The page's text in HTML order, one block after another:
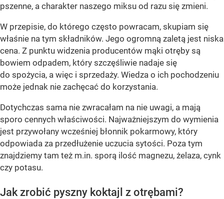
pszenne, a charakter naszego miksu od razu się zmieni.
W przepisie, do którego często powracam, skupiam się
właśnie na tym składników. Jego ogromną zaletą jest niska
cena. Z punktu widzenia producentów mąki otręby są
bowiem odpadem, który szczęśliwie nadaje się
do spożycia, a więc i sprzedaży. Wiedza o ich pochodzeniu
może jednak nie zachęcać do korzystania.
Dotychczas sama nie zwracałam na nie uwagi, a mają
sporo cennych właściwości. Najważniejszym do wymienia
jest przywołany wcześniej błonnik pokarmowy, który
odpowiada za przedłużenie uczucia sytości. Poza tym
znajdziemy tam też m.in. sporą ilość magnezu, żelaza, cynk
czy potasu.
Jak zrobić pyszny koktajl z otrębami?